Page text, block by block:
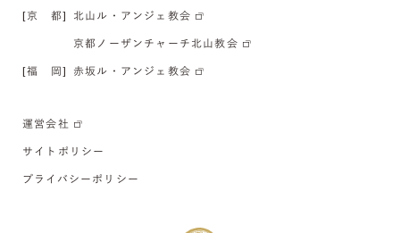
[京 都] 北山ル・アンジェ教会
京都ノーザンチャーチ北山教会
[福 岡] 赤坂ル・アンジェ教会
運営会社
サイトポリシー
プライバシーポリシー